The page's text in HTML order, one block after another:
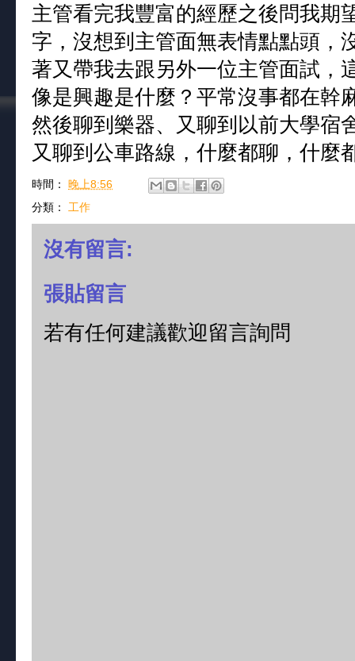
主管看完我豐富的經歷之後問我期
字，沒想到主管面無表情點點頭，
著又帶我去跟另外一位主管面試，
像是興趣是什麼？平常沒事都在幹
然後聊到樂器、又聊到以前大學宿
又聊到公車路線，什麼都聊，什麼
時間： 晚上8:56
分類： 工作
沒有留言:
張貼留言
若有任何建議歡迎留言詢問